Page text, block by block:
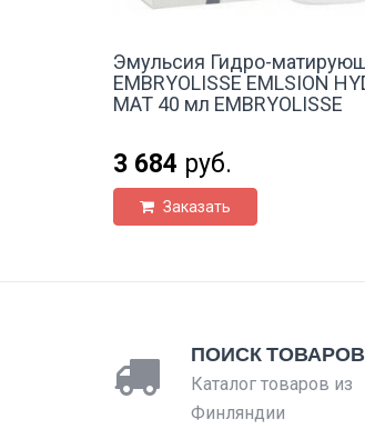
Эмульсия Гидро-
EMBRYOLISSE EMLSION
MAT 40 мл EMBRYOLISSE
3 684 руб.
Заказать
ПОИСК ТОВАРОВ
Каталог товаров из
Финляндии